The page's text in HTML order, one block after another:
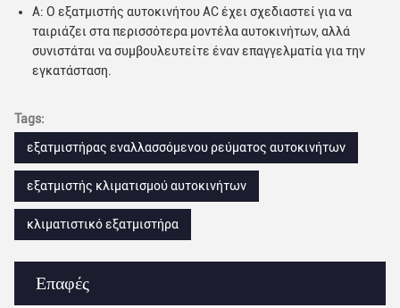
Επαφές
Α: Ο εξατμιστής αυτοκινήτου AC έχει σχεδιαστεί για να
ταιριάζει στα περισσότερα μοντέλα αυτοκινήτων, αλλά
συνιστάται να συμβουλευτείτε έναν επαγγελματία για την
εγκατάσταση.
Tags:
εξατμιστήρας εναλλασσόμενου ρεύματος αυτοκινήτων
εξατμιστής κλιματισμού αυτοκινήτων
κλιματιστικό εξατμιστήρα